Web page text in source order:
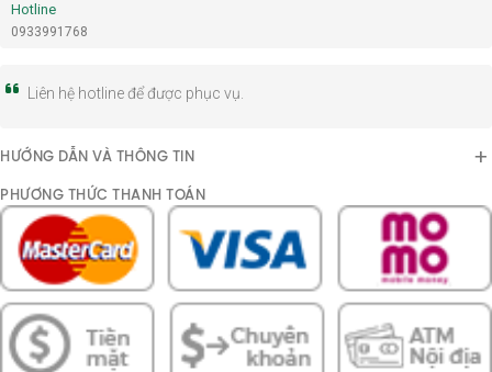
0933991768
Hotline
Liên hệ hotline để được phục vụ.
HƯỚNG DẪN VÀ THÔNG TIN
PHƯƠNG THỨC THANH TOÁN